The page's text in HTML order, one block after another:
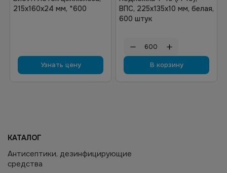
215х160х24 мм, *600
Узнать цену
ВПС, 225х135х10 мм, белая,
600 штук
В корзину
КАТАЛОГ
Антисептики, дезинфицирующие
средства